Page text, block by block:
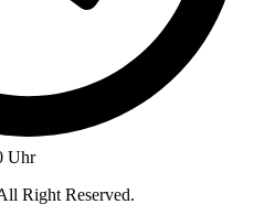
Uhr
Right Reserved.